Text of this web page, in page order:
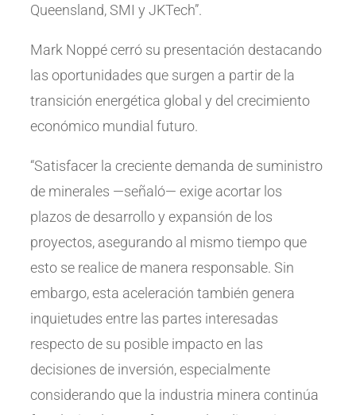
Queensland, SMI y JKTech”.
Mark Noppé cerró su presentación destacando
las oportunidades que surgen a partir de la
transición energética global y del crecimiento
económico mundial futuro.
“Satisfacer la creciente demanda de suministro
de minerales —señaló— exige acortar los
plazos de desarrollo y expansión de los
proyectos, asegurando al mismo tiempo que
esto se realice de manera responsable. Sin
embargo, esta aceleración también genera
inquietudes entre las partes interesadas
respecto de su posible impacto en las
decisiones de inversión, especialmente
considerando que la industria minera continúa